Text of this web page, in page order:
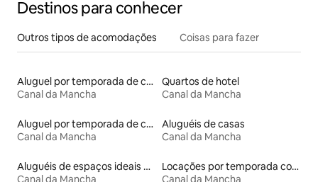
Destinos para conhecer
Outros tipos de acomodações Coisas para fazer
Aluguel por temporada de casas arredondadas
Canal da Mancha
Quartos de hotel
Canal da Mancha
Aluguel por temporada de castelos
Canal da Mancha
Aluguéis de casas
Canal da Mancha
Aluguéis de espaços ideais para famílias
Canal da Mancha
Locações por temporada com piscina
Canal da Mancha